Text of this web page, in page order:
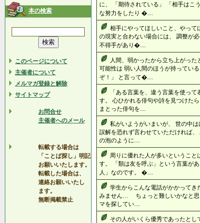
本の検索
このページについて
主催者について
メルマガ登録と解除
サイトマップ
お問合せ
主催者へのメール
転載する場合は
「ことば探し」明記
お願いいたします。
転載した場合は、
連絡お願いいたし
ます。
無断掲載禁止
に、 「期待されている」 「相手はこ
な努力をしたり �....
相手にやってほしいこと、やっ
の現実と合わない場合には、 調整が
不得手があり�....
人間、弱かったから立ち上がっ
可能性は 弱い人間のほうが持ってい
ぞ！」 と言って�....
「ある言葉を、違う言葉を使っ
す。 心ひかれる俳句や詩を見つけた
まとった俳句を....
私がいようがいまいが、 世の中
誤解を恐れず言わせていただければ
の泡のように....
周りに優れた人が多いというこ
す。 「類は友を呼ぶ」という言葉が
人」なのです。 �....
学生からこんな電話がかかって
みません… ちょっと難しいかなと
マを探してい....
その人がいくら優秀であったと